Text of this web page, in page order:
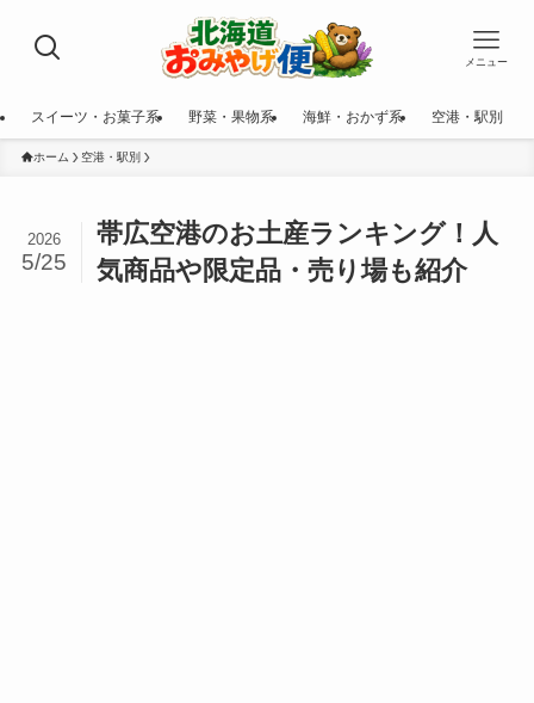
メニュー
スイーツ・お菓子系 野菜・果物系 海鮮・おかず系 空港・駅別
ホーム 空港・駅別
帯広空港のお土産ランキング！人
気商品や限定品・売り場も紹介
2026
5/25